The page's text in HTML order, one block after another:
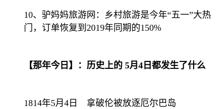
10、驴妈妈旅游网：乡村旅游是今年“五一”大热
门，订单恢复到2019年同期的150%
【那年今日】：历史上的 5月4日都发生了什么
1814年5月4日 拿破伦被放逐厄尔巴岛